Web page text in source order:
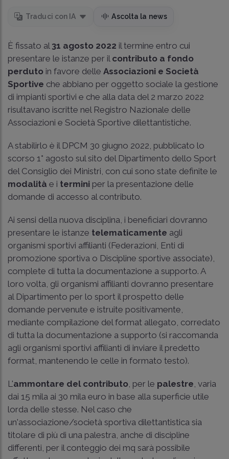
Traduci con IA Ascolta la news
È fissato al 31 agosto 2022 il termine entro cui
presentare le istanze per il contributo a fondo
perduto in favore delle Associazioni e Società
Sportive che abbiano per oggetto sociale la gestione
di impianti sportivi e che alla data del 2 marzo 2022
risultavano iscritte nel Registro Nazionale delle
Associazioni e Società Sportive dilettantistiche.
A stabilirlo è il DPCM 30 giugno 2022, pubblicato lo
scorso 1° agosto sul sito del Dipartimento dello Sport
del Consiglio dei Ministri, con cui sono state definite le
modalità e i termini per la presentazione delle
domande di accesso al contributo.
Ai sensi della nuova disciplina, i beneficiari dovranno
presentare le istanze telematicamente agli
organismi sportivi affilianti (Federazioni, Enti di
promozione sportiva o Discipline sportive associate),
complete di tutta la documentazione a supporto. A
loro volta, gli organismi affilianti dovranno presentare
al Dipartimento per lo sport il prospetto delle
domande pervenute e istruite positivamente,
mediante compilazione del format allegato, corredato
di tutta la documentazione a supporto (si raccomanda
agli organismi sportivi affilianti di inviare il predetto
format, mantenendo le celle in formato testo).
L'ammontare del contributo , per le palestre , varia
dai 15 mila ai 30 mila euro in base alla superficie utile
lorda delle stesse. Nel caso che
un'associazione/società sportiva dilettantistica sia
titolare di più di una palestra, anche di discipline
differenti, per il conteggio dei mq sarà possibile